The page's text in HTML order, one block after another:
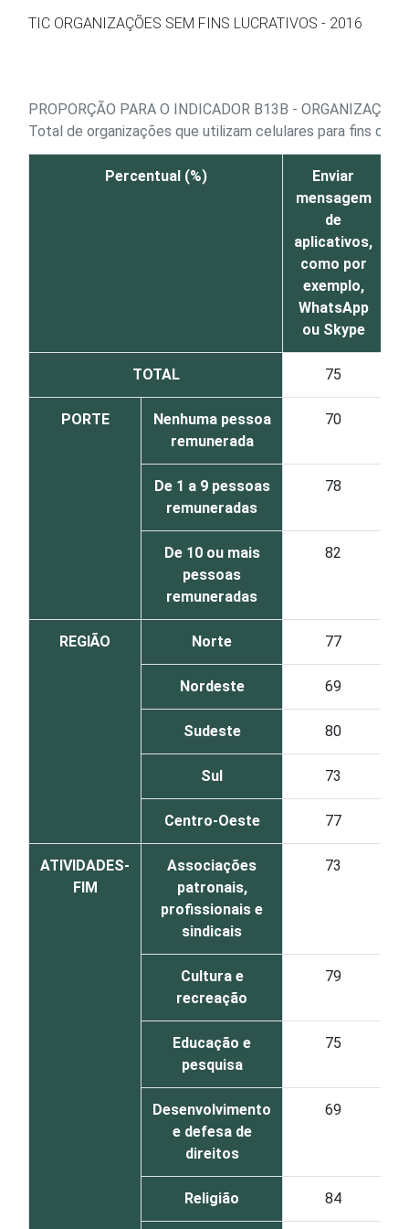
TIC ORGANIZAÇÕES SEM FINS LUCRATIVOS - 2016
PROPORÇÃO PARA O INDICADOR B13B -
Total de organizações que utilizam celulares para fins de
Percentual (%)
Enviar
mensagem
de
aplicativos,
como por
exemplo,
WhatsApp
ou Skype
TOTAL 75
PORTE
Nenhuma pessoa
remunerada
70
De 1 a 9 pessoas
remuneradas
78
De 10 ou mais
pessoas
remuneradas
82
REGIÃO Norte 77
Nordeste 69
Sudeste 80
Sul 73
Centro-Oeste 77
ATIVIDADES-
FIM
Associações
patronais,
profissionais e
sindicais
73
Cultura e
recreação
79
Educação e
pesquisa
75
Desenvolvimento
e defesa de
direitos
69
Religião 84